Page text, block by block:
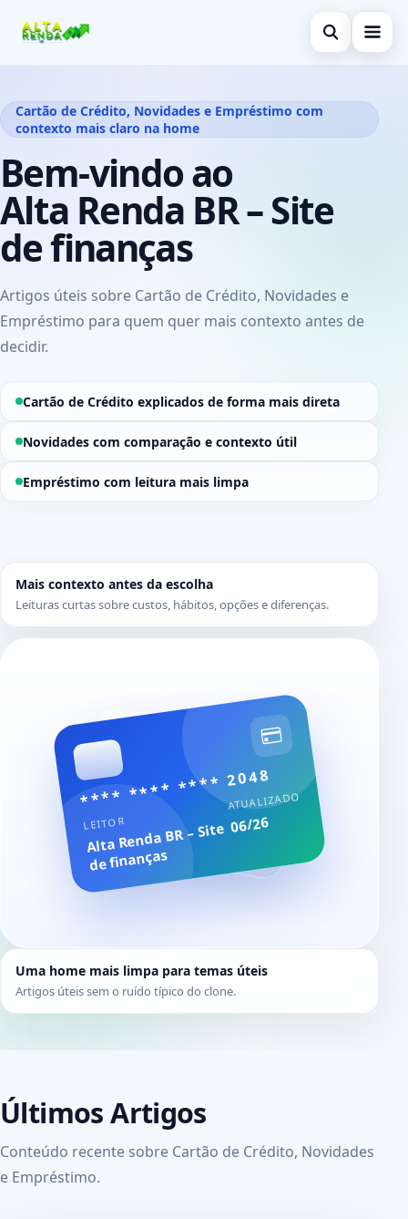
Abrir busca
Cartão de Crédito
Novidades
Empréstimo
Legal
Buscar no site
Buscar por:
Pressione Enter para buscar ou ESC para fechar.
Cartão de Crédito, Novidades e Empréstimo com
contexto mais claro na home
Bem-vindo ao
Alta Renda BR – Site
de finanças
Artigos úteis sobre Cartão de Crédito, Novidades e
Empréstimo para quem quer mais contexto antes de
decidir.
Cartão de Crédito explicados de forma mais direta
Novidades com comparação e contexto útil
Empréstimo com leitura mais limpa
Mais contexto antes da escolha
Leituras curtas sobre custos, hábitos, opções e diferenças.
**** **** **** 2048
LEITOR
Alta Renda BR – Site
de finanças
ATUALIZADO
06/26
Uma home mais limpa para temas úteis
Artigos úteis sem o ruído típico do clone.
Últimos Artigos
Conteúdo recente sobre Cartão de Crédito, Novidades
e Empréstimo.